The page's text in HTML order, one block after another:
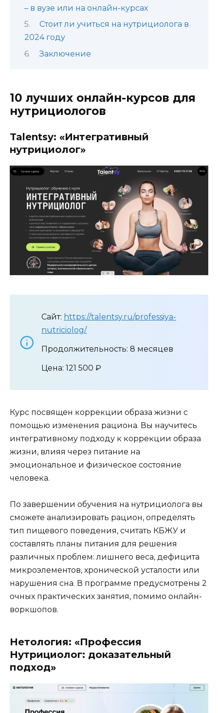
– в вузе или на онлайн-курсах
Стоит ли учиться на нутрициолога в
2024 году
Заключение
10 лучших онлайн-курсов для
нутрициологов
Talentsy: «Интегративный
нутрициолог»
Сайт: https://talentsy.ru/professiya-
nutriciolog/
Продолжительность: 8 месяцев
Цена: 121 500 ₽
Курс посвящен коррекции образа жизни с
помощью изменения рациона. Вы научитесь
интегративному подходу к коррекции образа
жизни, влияя через питание на
эмоциональное и физическое состояние
человека.
По завершении обучения на нутрициолога вы
сможете анализировать рацион, определять
тип пищевого поведения, считать КБЖУ и
составлять планы питания для решения
различных проблем: лишнего веса, дефицита
микроэлементов, хронической усталости или
нарушения сна. В программе предусмотрены 2
очных практических занятия, помимо онлайн-
воркшопов.
Нетология: «Профессия
Нутрициолог: доказательный
подход»